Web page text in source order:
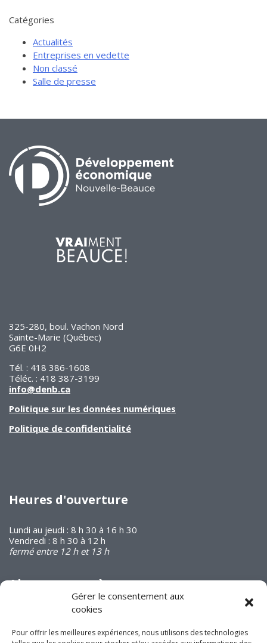
Gérer le consentement aux
cookies
Pour offrir les meilleures expériences, nous utilisons des technologies
Catégories
Actualités
Entreprises en vedette
Non classé
Salle de presse
325-280, boul. Vachon Nord
Sainte-Marie (Québec)
G6E 0H2
Tél. : 418 386-1608
Téléc. : 418 387-3199
info@denb.ca
Politique sur les données numériques
Politique de confidentialité
Heures d'ouverture
Lundi au jeudi : 8 h 30 à 16 h 30
Vendredi : 8 h 30 à 12 h
fermé entre 12 h et 13 h
Abonnez-vous à
notre infolettre